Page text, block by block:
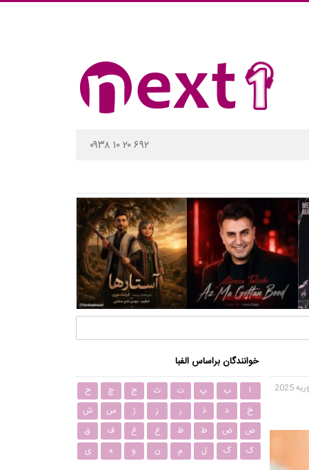
۰۹۳۸ ۱۰ ۲۰ ۶۹۲
خوانندگان براساس الفبا
ا ب پ ت ث ج چ
ح
خ
د ذ ر ز ژ س
ش
ص
ض ط ظ ع غ ف
ق
ک
گ ل م ن و ه ی